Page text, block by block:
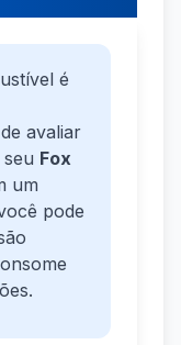
é
avaliar
Fox
um
pode